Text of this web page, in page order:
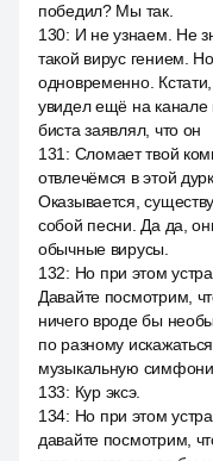
победил? Мы так.
130: И не узнаем. Не
такой вирус гением.
одновременно.
увидел ещё на канале
биста заявлял, что он
131 : Сломает твой
отвлечёмся в этой
Оказывается,
собой песни. Да да,
обычные вирусы.
132: Но при этом
Давайте посмотрим,
ничего вроде бы
по разному
музыкальную
133: Кур эксэ.
134: Но при этом
давайте посмотрим,